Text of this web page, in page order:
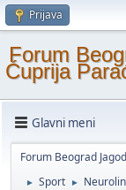
Prijava
Forum
Ćuprija
Glavni meni
Forum Beograd
► Sport ►